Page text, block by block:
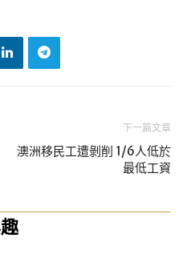
下一篇文章
澳洲移民工遭剝削 1/6人低於
最低工資